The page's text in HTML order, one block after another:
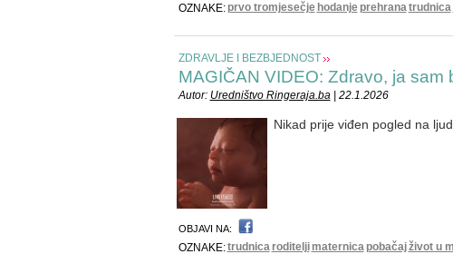
OZNAKE: prvo tromjesečje hodanje prehranatrudnica
ZDRAVLJE I BEZBJEDNOST
MAGIČAN VIDEO: Zdravo, ja sam
Autor: Uredništvo Ringeraja.ba| 22.1.2026
Nikad prije viđen pogled na
OBJAVI NA:
OZNAKE:trudnica roditelji maternica pobačajživot u